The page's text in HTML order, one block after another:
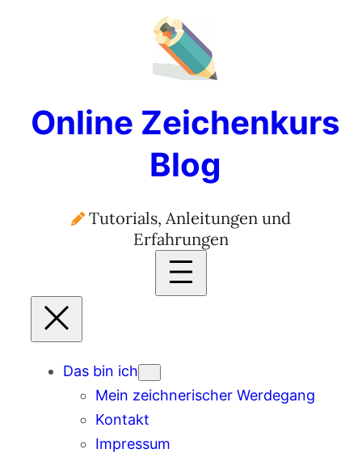
Online Zeichenkurs
Blog
Tutorials, Anleitungen und
Erfahrungen
Das bin ich
Mein zeichnerischer Werdegang
Kontakt
Impressum